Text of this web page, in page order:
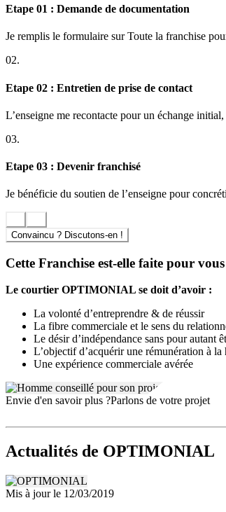
Etape 01 : Demande de documentation
Je remplis le formulaire sur Toute la franchise
02.
Etape 02 : Entretien de prise de contact
L’enseigne me recontacte pour un échange
03.
Etape 03 : Devenir franchisé
Je bénéficie du soutien de l’enseigne pour
Convaincu ? Discutons-en !
Cette Franchise est-elle faite pour
Le courtier OPTIMONIAL se doit d’avoir :
La volonté d’entreprendre & de réussir
La fibre commerciale et le sens du
Le désir d’indépendance sans pour autant
L’objectif d’acquérir une rémunération à
Une expérience commerciale avérée
Envie d'en savoir plus ?Parlons de votre projet
Actualités de OPTIMONIAL
Mis à jour le 12/03/2019